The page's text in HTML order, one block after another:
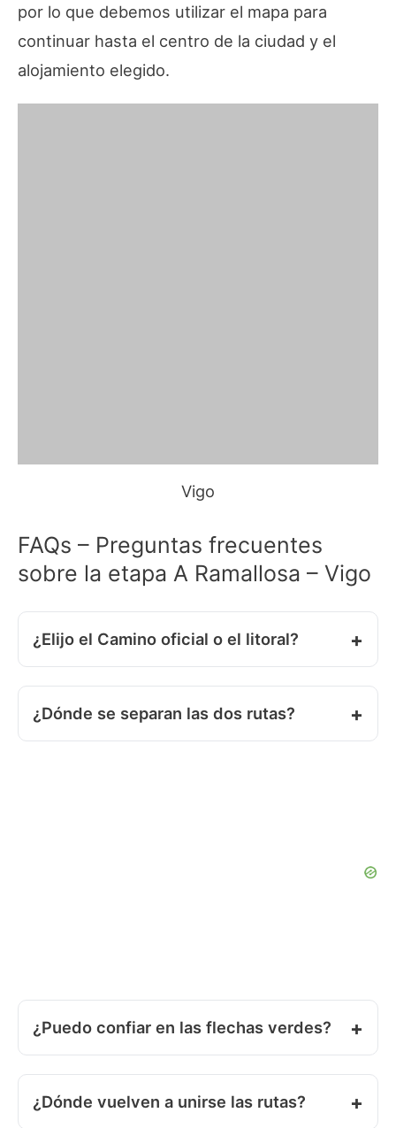
por lo que debemos utilizar el mapa para
continuar hasta el centro de la ciudad y el
alojamiento elegido.
Vigo
FAQs – Preguntas frecuentes
sobre la etapa A Ramallosa – Vigo
¿Elijo el Camino oficial o el litoral?
¿Dónde se separan las dos rutas?
¿Puedo confiar en las flechas verdes?
¿Dónde vuelven a unirse las rutas?